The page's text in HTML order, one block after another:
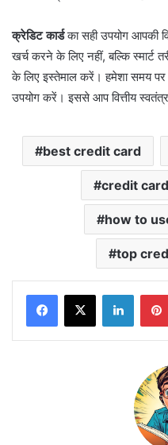
क्रेडिट कार्डका सही उपयोग आपकी
खर्च करने के लिए नहीं, बल्कि स्मार्ट
के लिए इस्तेमाल करें। हमेशा समय पर
उपयोग करें। इससे आप वित्तीय
best credit card
credit
how to
top